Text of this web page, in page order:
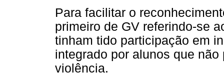
Para facilitar o
primeiro de GV referindo-se
tinham tido participação em
integrado por alunos que
violência.